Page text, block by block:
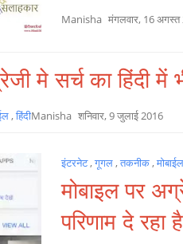
Manisha मंगलवार, 16 अगस्त
मे सर्च का हिंदी में
Manisha शनिवार, 9 जुलाई 2016
,हिंदी
इंटरनेट,गूगल,तकनीक,मोबाईल
मोबाइल पर
परिणाम दे रहा